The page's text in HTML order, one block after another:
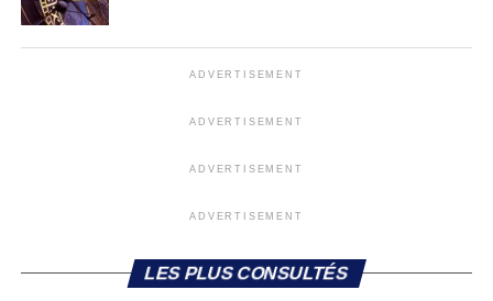
ADVERTISEMENT
ADVERTISEMENT
ADVERTISEMENT
ADVERTISEMENT
LES PLUS CONSULTÉS